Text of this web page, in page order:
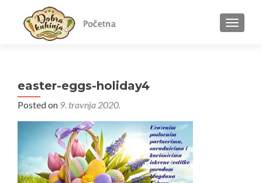
MENU
easter-eggs-holiday4
Posted on 9. travnja 2020.